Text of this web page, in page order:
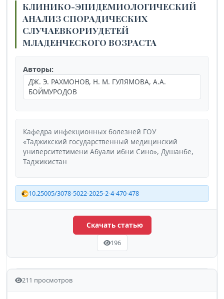
КЛИНИКО-ЭПИДЕМИОЛОГИЧЕСКИЙ
АНАЛИЗ СПОРАДИЧЕСКИХ
СЛУЧАЕВКОРИУДЕТЕЙ
МЛАДЕНЧЕСКОГО ВОЗРАСТА
Авторы:
ДЖ. Э. РАХМОНОВ, Н. М. ГУЛЯМОВА, А.А.
БОЙМУРОДОВ
Кафедра инфекционных болезней ГОУ
«Таджикский государственный медицинский
университетимени Абуали ибни Сино», Душанбе,
Таджикистан
10.25005/3078-5022-2025-2-4-470-478
Скачать статью
196
211 просмотров